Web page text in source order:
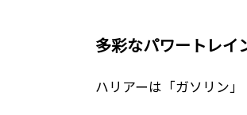
多彩なパワートレイ
ハリアーは「ガソリン